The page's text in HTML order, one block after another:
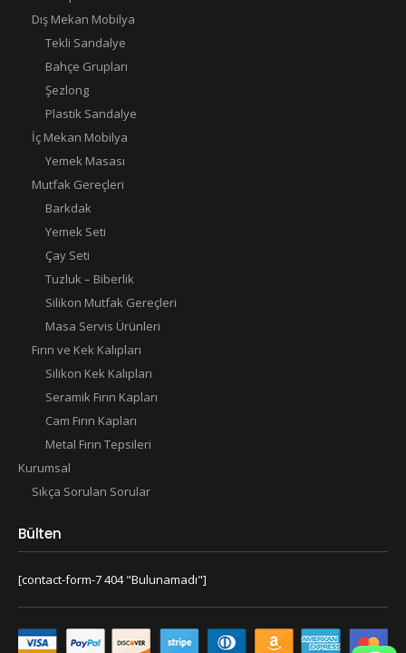
Dış Mekan Mobilya
Tekli Sandalye
Bahçe Grupları
Şezlong
Plastik Sandalye
İç Mekan Mobilya
Yemek Masası
Mutfak Gereçleri
Barkdak
Yemek Seti
Çay Seti
Tuzluk – Biberlik
Silikon Mutfak Gereçleri
Masa Servis Ürünleri
Fırın ve Kek Kalıpları
Silikon Kek Kalıpları
Seramik Fırın Kapları
Cam Fırın Kapları
Metal Fırın Tepsileri
Kurumsal
Sıkça Sorulan Sorular
Bülten
[contact-form-7 404 "Bulunamadı"]